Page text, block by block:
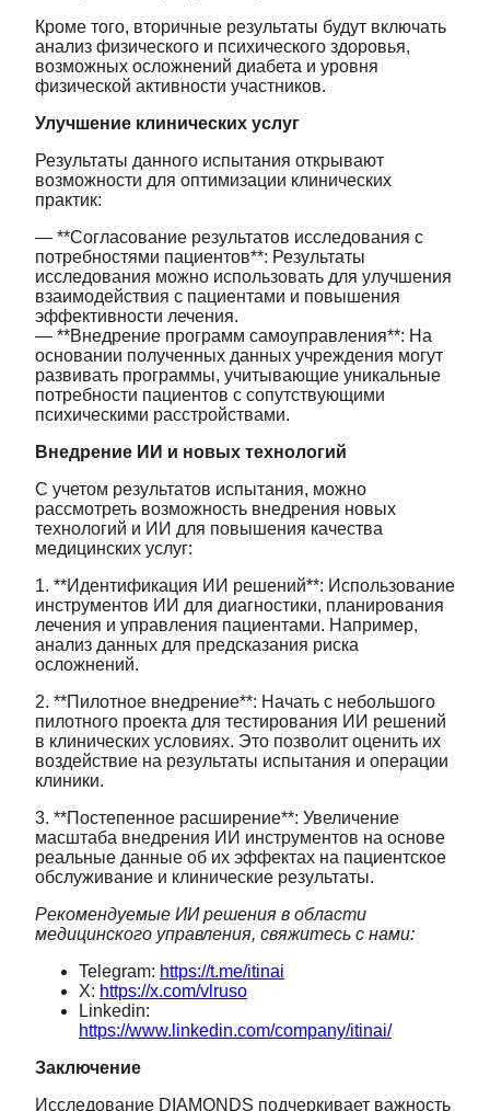
Кроме того, вторичные результаты будут включать
анализ физического и психического здоровья,
возможных осложнений диабета и уровня
физической активности участников.
Улучшение клинических услуг
Результаты данного испытания открывают
возможности для оптимизации клинических
практик:
— **Согласование результатов исследования с
потребностями пациентов**: Результаты
исследования можно использовать для улучшения
взаимодействия с пациентами и повышения
эффективности лечения.
— **Внедрение программ самоуправления**: На
основании полученных данных учреждения могут
развивать программы, учитывающие уникальные
потребности пациентов с сопутствующими
психическими расстройствами.
Внедрение ИИ и новых технологий
С учетом результатов испытания, можно
рассмотреть возможность внедрения новых
технологий и ИИ для повышения качества
медицинских услуг:
1. **Идентификация ИИ решений**: Использование
инструментов ИИ для диагностики, планирования
лечения и управления пациентами. Например,
анализ данных для предсказания риска
осложнений.
2. **Пилотное внедрение**: Начать с небольшого
пилотного проекта для тестирования ИИ решений
в клинических условиях. Это позволит оценить их
воздействие на результаты испытания и операции
клиники.
3. **Постепенное расширение**: Увеличение
масштаба внедрения ИИ инструментов на основе
реальные данные об их эффектах на пациентское
обслуживание и клинические результаты.
Рекомендуемые ИИ решения в области
медицинского управления, свяжитесь с нами:
Telegram: https://t.me/itinai
X: https://x.com/vlruso
Linkedin:
https://www.linkedin.com/company/itinai/
Заключение
Исследование DIAMONDS подчеркивает важность